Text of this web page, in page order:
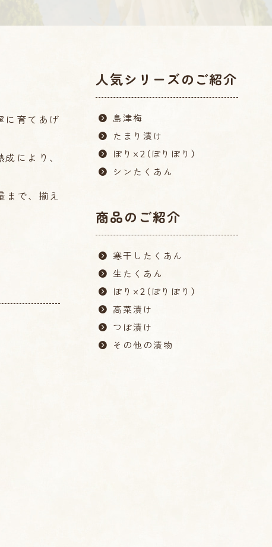
に育てあげ
により、
まで、揃え
人気シリーズのご紹介
島津梅
たまり漬け
ぽり×2（ぽりぽり）
シンたくあん
商品のご紹介
寒干したくあん
生たくあん
ぽり×2（ぽりぽり）
高菜漬け
つぼ漬け
その他の漬物